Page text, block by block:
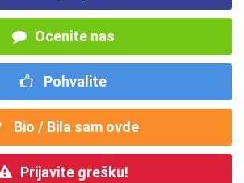
Ocenite nas
Pohvalite
Bio / Bila sam ovde
Prijavite grešku!